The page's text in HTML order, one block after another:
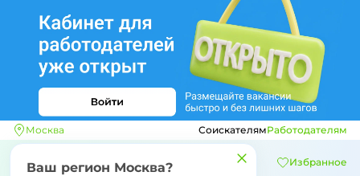
Москва
Ваш регион Москва?
СоискателямРаботодателям
Избранное